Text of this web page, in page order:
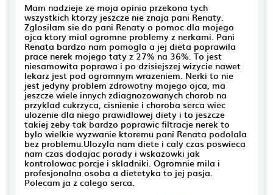
Mam nadzieje ze moja opinia przekona tych
wszystkich ktorzy jeszcze nie znaja pani Renaty.
Zglosilam sie do pani Renaty o pomoc dla mojego
ojca ktory mial ogromne problemy z nerkami. Pani
Renata bardzo nam pomogla a jej dieta poprawila
prace nerek mojego taty z 27% na 36%. To jest
niesamowita poprawa i po dzisiejszej wizycie nawet
lekarz jest pod ogromnym wrazeniem. Nerki to nie
jest jedyny problem zdrowotny mojego ojca, ma
jeszcze wiele innych zdiagnozowanych chorob na
przyklad cukrzyca, cisnienie i choroba serca wiec
ulozenie dla niego prawidlowej diety i to jeszcze
takiej zeby tak bardzo poprawic filtracje nerek to
bylo wielkie wyzwanie ktoremu pani Renata podolala
bez problemu.Ulozyla nam diete i caly czas poswieca
nam czas dodajac porady i wskazowki jak
kontrolowac porcje i skladniki. Ogromnie mila i
profesjonalna osoba a dietetyka to jej pasja.
Polecam ja z calego serca.